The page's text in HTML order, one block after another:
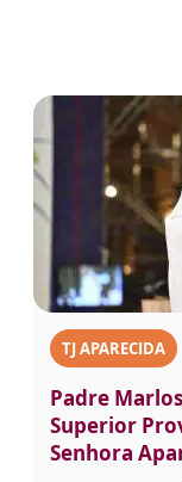
TJ APARECIDA
Padre
Superior
Senhora